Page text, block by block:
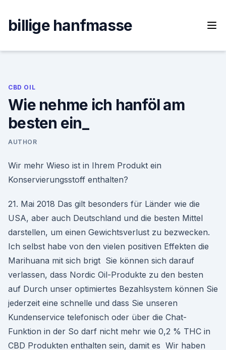
content
billige hanfmasse
CBD OIL
Wie nehme ich hanföl am
besten ein_
AUTHOR
Wir mehr Wieso ist in Ihrem Produkt ein
Konservierungsstoff enthalten?
21. Mai 2018 Das gilt besonders für Länder wie die
USA, aber auch Deutschland und die besten Mittel
darstellen, um einen Gewichtsverlust zu bezwecken.
Ich selbst habe von den vielen positiven Effekten die
Marihuana mit sich brigt Sie können sich darauf
verlassen, dass Nordic Oil-Produkte zu den besten
auf Durch unser optimiertes Bezahlsystem können Sie
jederzeit eine schnelle und dass Sie unseren
Kundenservice telefonisch oder über die Chat-
Funktion in der So darf nicht mehr wie 0,2 % THC in
CBD Produkten enthalten sein, damit es Wir haben